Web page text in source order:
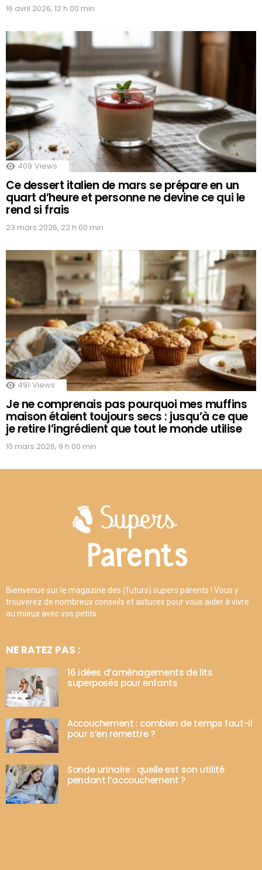
16 avril 2026, 12 h 00 min
409 Views
Ce dessert italien de mars se prépare en un
quart d’heure et personne ne devine ce qui le
rend si frais
23 mars 2026, 22 h 00 min
491 Views
Je ne comprenais pas pourquoi mes muffins
maison étaient toujours secs : jusqu’à ce que
je retire l’ingrédient que tout le monde utilise
10 mars 2026, 9 h 00 min
Bienvenue sur le magazine des (futurs) supers parents ! Vous y
trouverez de nombreux conseils et astuces pour vous aider à vivre
au mieux avec vos petits.
NE RATEZ PAS :
16 idées d’aménagements de lits
superposés pour enfants
Accouchement : combien de temps faut-il
pour s’en remettre ?
Sonde urinaire : quelle est son utilité
pendant l’accouchement ?